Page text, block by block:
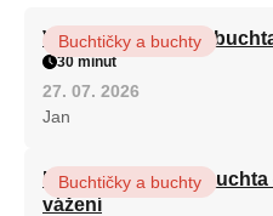
Vláčná olejová litá
Buchtičky a buchty
30 minut
27. 07. 2026
Jan
Hrnková maková buchta
vážení
Buchtičky a buchty